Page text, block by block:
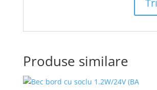
Produse similare